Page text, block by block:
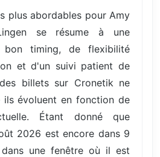
plus abordables pour Amy
se résume à une
bon timing, de flexibilité
et d'un suivi patient de
billets sur Cronetik ne
évoluent en fonction de
Étant donné que
2026 est encore dans 9
une fenêtre où il est